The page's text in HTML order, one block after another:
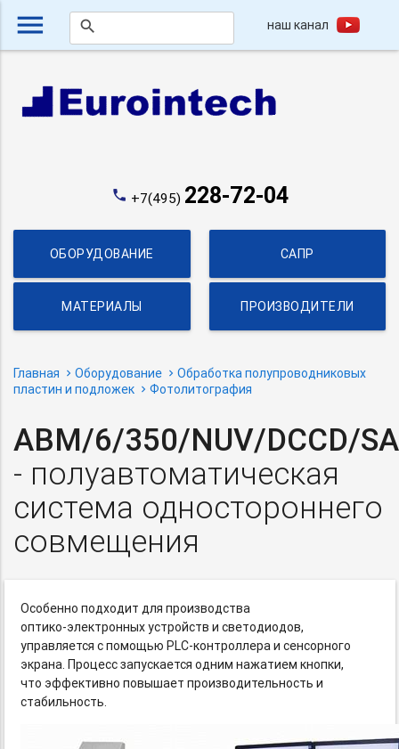
menu search наш канал
phone +7(495) 228-72-04
ОБОРУДОВАНИЕ САПР
МАТЕРИАЛЫ ПРОИЗВОДИТЕЛИ
Главная Оборудование
Обработка полупроводниковых
пластин и подложек
Фотолитография
ABM/6/350/NUV/DCCD/SA
- полуавтоматическая
система одностороннего
совмещения
Особенно подходит для производства
оптико-электронныхустройств и светодиодов,
управляется с помощьюPLC-контроллераи сенсорного
экрана. Процесс запускается одним нажатием кнопки,
что эффективно повышает производительность и
стабильность.